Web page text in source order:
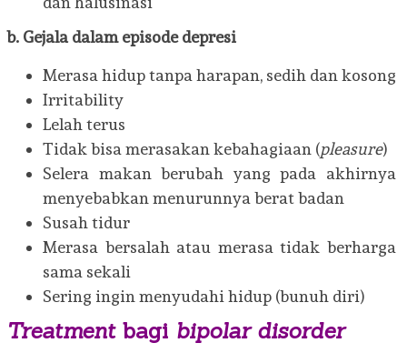
b. Gejala dalam episode depresi
Merasa hidup tanpa harapan, sedih dan kosong
Irritability
Lelah terus
Tidak bisa merasakan kebahagiaan (pleasure)
Selera makan berubah yang pada akhirnya
menyebabkan menurunnya berat badan
Susah tidur
Merasa bersalah atau merasa tidak berharga
sama sekali
Sering ingin menyudahi hidup (bunuh diri)
Treatmentbagi bipolar disorder